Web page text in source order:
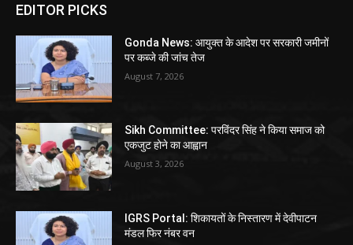
EDITOR PICKS
Gonda News: आयुक्त के आदेश पर सरकारी जमीनों
पर कब्जे की जांच तेज
August 7, 2026
Sikh Committee: परविंदर सिंह ने किया समाज को
एकजुट होने का आह्वान
August 3, 2026
IGRS Portal: शिकायतों के निस्तारण में देवीपाटन
मंडल फिर नंबर वन